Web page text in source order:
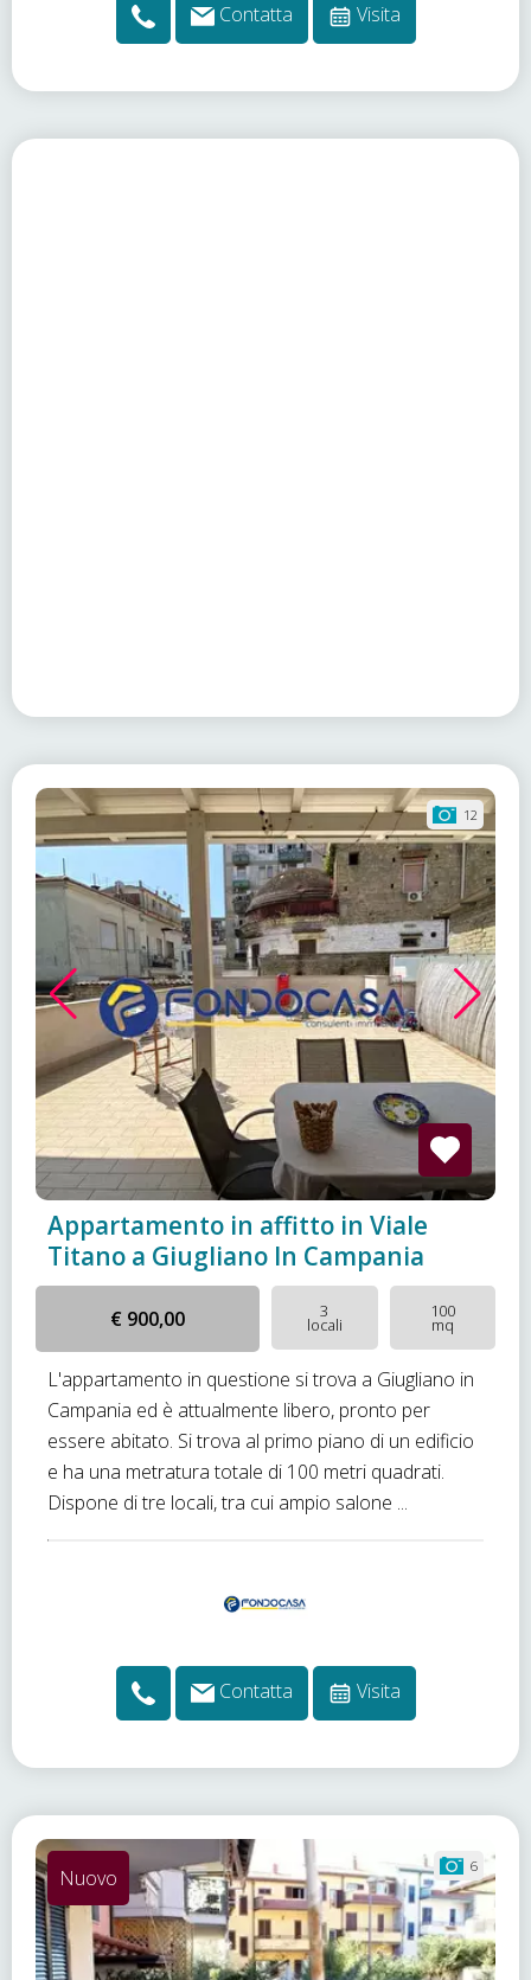
Contatta Visita
12
Appartamento in affitto in Viale
Titano a Giugliano In Campania
€ 900,00 3
locali
100
mq
L'appartamento in questione si trova a Giugliano in
Campania ed è attualmente libero, pronto per
essere abitato. Si trova al primo piano di un edificio
e ha una metratura totale di 100 metri quadrati.
Dispone di tre locali, tra cui ampio salone ...
Contatta Visita
6
Nuovo